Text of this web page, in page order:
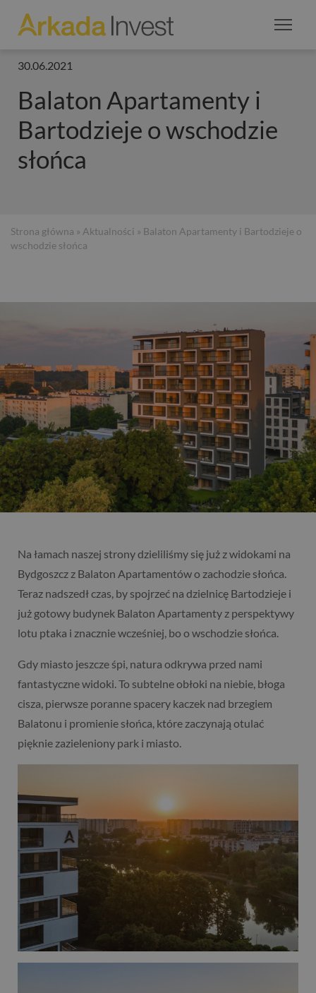
30.06.2021
Balaton Apartamenty i
Bartodzieje o wschodzie
słońca
Strona główna » Aktualności » Balaton Apartamenty i Bartodzieje o
wschodzie słońca
Na łamach naszej strony dzieliliśmy się już z widokami na
Bydgoszcz z Balaton Apartamentów o zachodzie słońca.
Teraz nadszedł czas, by spojrzeć na dzielnicę Bartodzieje i
już gotowy budynek Balaton Apartamenty z perspektywy
lotu ptaka i znacznie wcześniej, bo o wschodzie słońca.
Gdy miasto jeszcze śpi, natura odkrywa przed nami
fantastyczne widoki. To subtelne obłoki na niebie, błoga
cisza, pierwsze poranne spacery kaczek nad brzegiem
Balatonu i promienie słońca, które zaczynają otulać
pięknie zazieleniony park i miasto.